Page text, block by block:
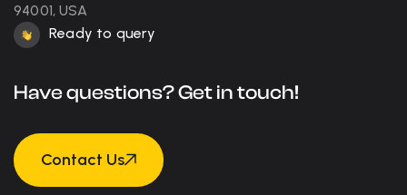
94001, USA
Ready to query
Have questions? Get in touch!
Contact Us
Contact Us